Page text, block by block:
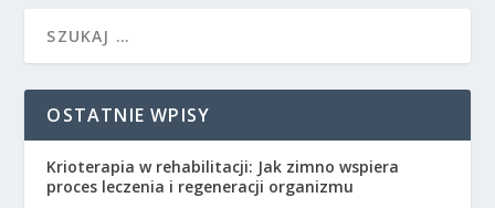
OSTATNIE WPISY
Krioterapia w rehabilitacji: Jak zimno wspiera
proces leczenia i regeneracji organizmu